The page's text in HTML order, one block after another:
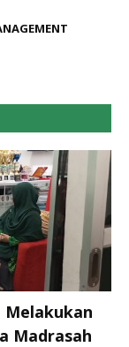
Melakukan
Madrasah